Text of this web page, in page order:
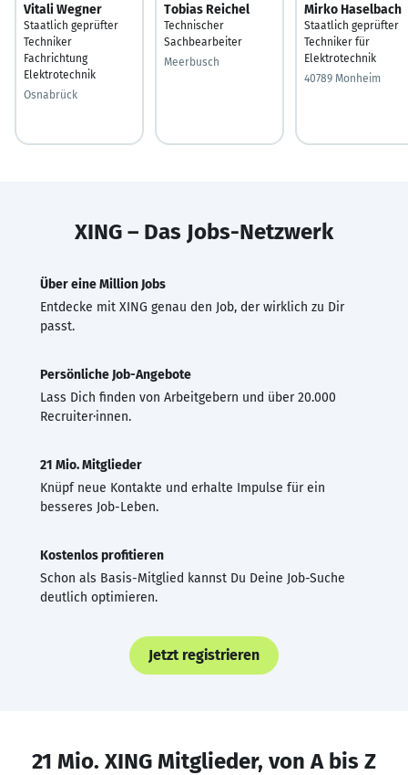
Vitali Wegner
Staatlich geprüfter
Techniker
Fachrichtung
Elektrotechnik
Osnabrück
Tobias Reichel
Technischer
Sachbearbeiter
Meerbusch
Mirko Haselbach
Staatlich geprüfter
Techniker für
Elektrotechnik
40789 Monheim
XING – Das Jobs-Netzwerk
Über eine Million Jobs
Entdecke mit XING genau den Job, der wirklich zu Dir
passt.
Persönliche Job-Angebote
Lass Dich finden von Arbeitgebern und über 20.000
Recruiter·innen.
21 Mio. Mitglieder
Knüpf neue Kontakte und erhalte Impulse für ein
besseres Job-Leben.
Kostenlos profitieren
Schon als Basis-Mitglied kannst Du Deine Job-Suche
deutlich optimieren.
Jetzt registrieren
21 Mio. XING Mitglieder, von A bis Z